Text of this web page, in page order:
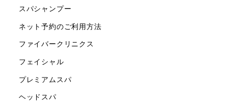
スパシャンプー
ネット予約のご利用方法
ファイバークリニクス
フェイシャル
プレミアムスパ
ヘッドスパ